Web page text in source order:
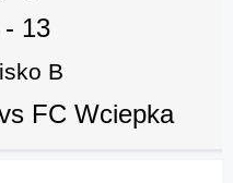
13
B
FC Wciepka